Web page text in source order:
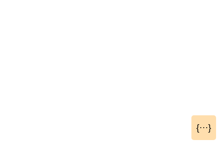
{···}